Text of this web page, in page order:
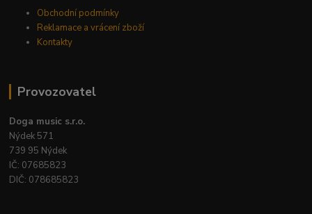
Obchodní podmínky
Reklamace a vrácení zboží
Kontakty
Provozovatel
Doga music s.r.o.
Nýdek 571
739 95 Nýdek
IČ: 07685823
DIČ: 078685823